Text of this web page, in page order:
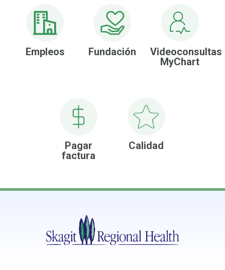
Empleos Fundación
Videoconsultas
MyChart
Pagar
factura
Calidad